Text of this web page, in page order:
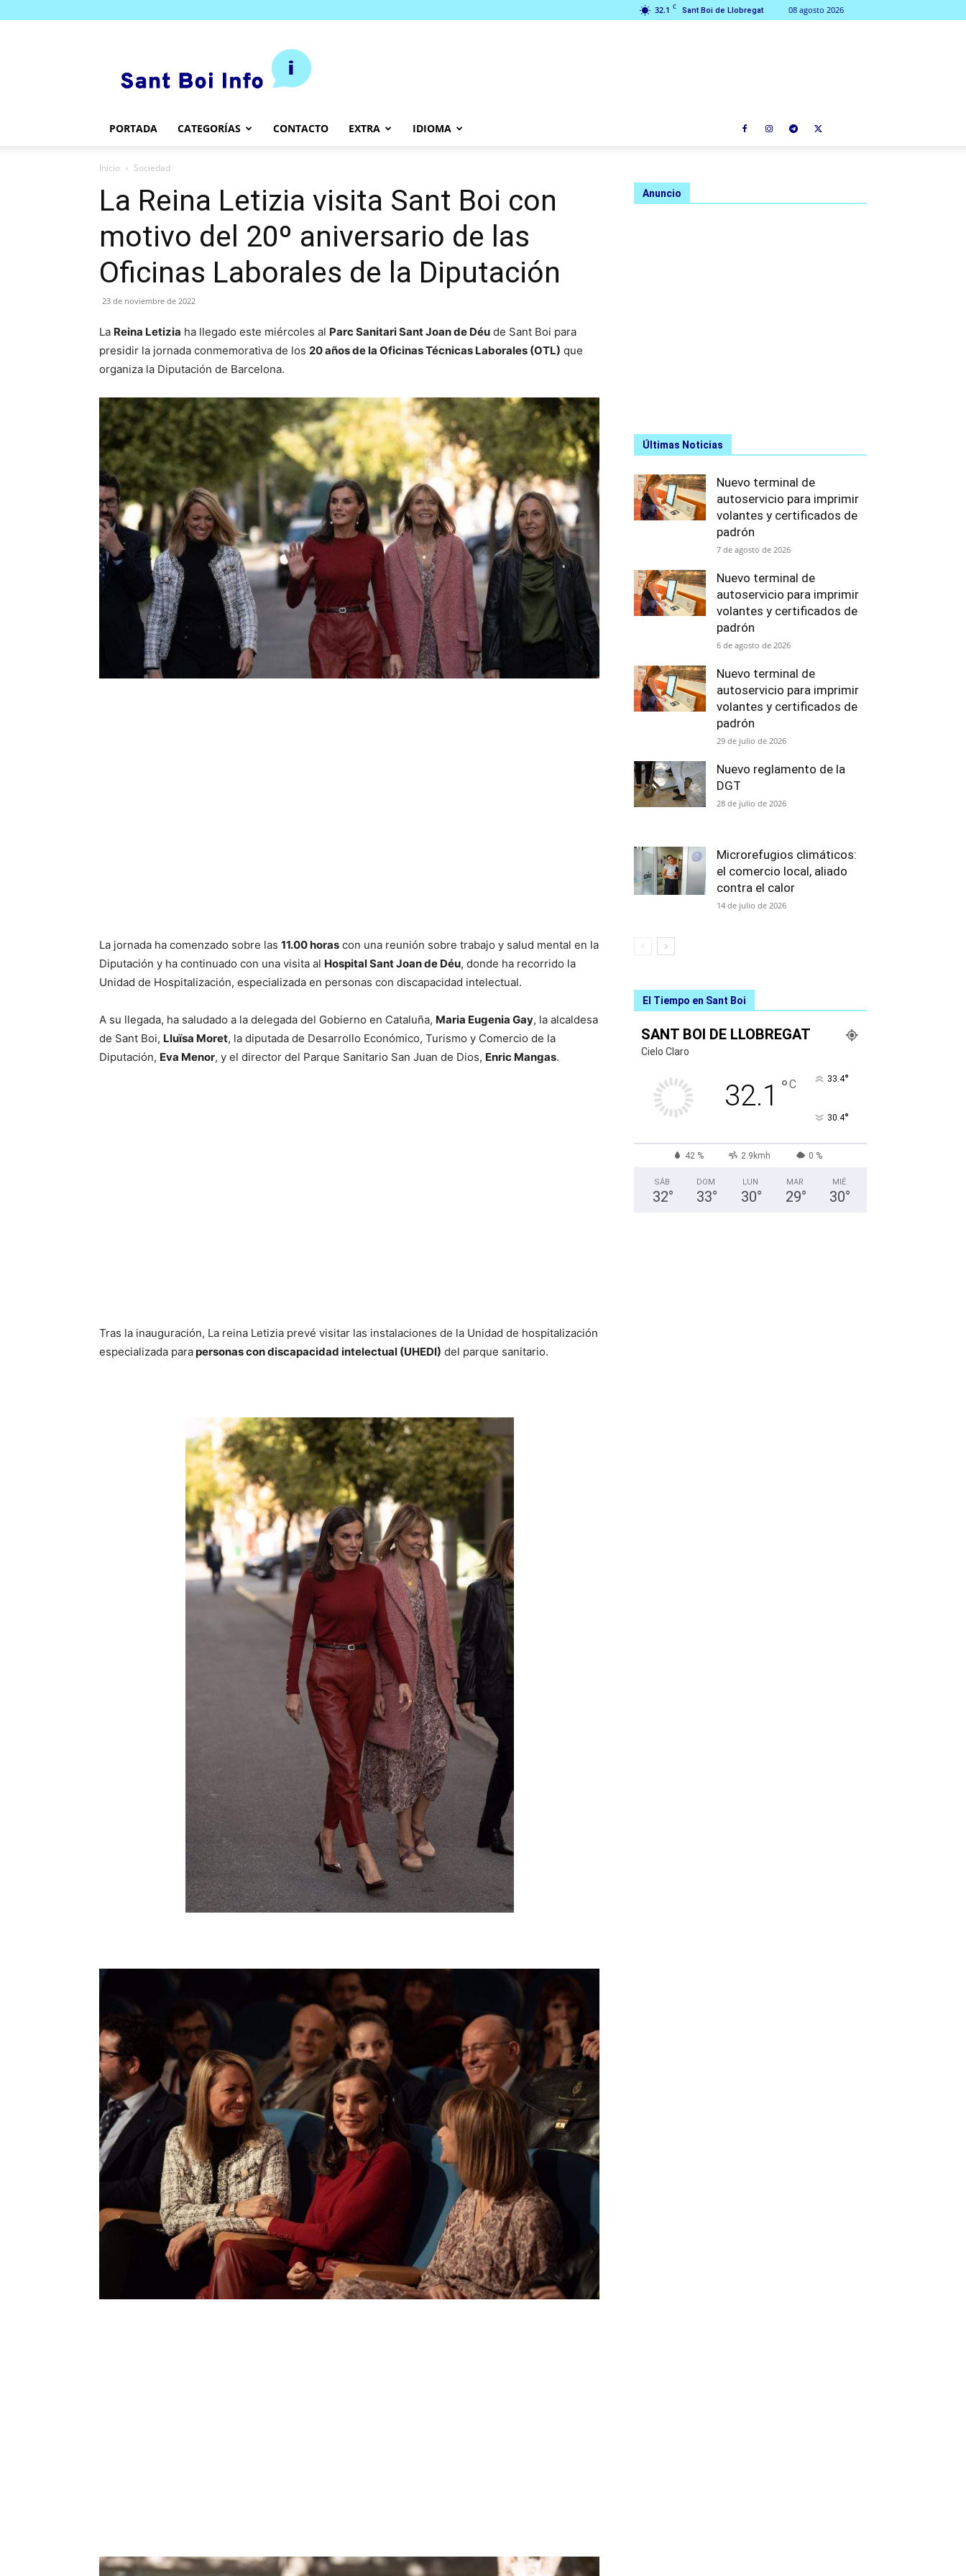
32.1 C Sant Boi de Llobregat 08 agosto 2026
PORTADA CATEGORÍAS CONTACTO EXTRA IDIOMA
Inicio Sociedad
La Reina Letizia visita Sant Boi con
motivo del 20º aniversario de las
Oficinas Laborales de la Diputación
23 de noviembre de 2022
La Reina Letizia ha llegado este miércoles al Parc Sanitari Sant Joan de Déu de Sant Boi para
presidir la jornada conmemorativa de los 20 años de la Oficinas Técnicas Laborales (OTL) que
organiza la Diputación de Barcelona.
La jornada ha comenzado sobre las 11.00 horas con una reunión sobre trabajo y salud mental en la
Diputación y ha continuado con una visita al Hospital Sant Joan de Déu, donde ha recorrido la
Unidad de Hospitalización, especializada en personas con discapacidad intelectual.
A su llegada, ha saludado a la delegada del Gobierno en Cataluña, Maria Eugenia Gay, la alcaldesa
de Sant Boi, Lluïsa Moret, la diputada de Desarrollo Económico, Turismo y Comercio de la
Diputación, Eva Menor, y el director del Parque Sanitario San Juan de Dios, Enric Mangas.
Tras la inauguración, La reina Letizia prevé visitar las instalaciones de la Unidad de hospitalización
especializada parapersonas con discapacidad intelectual (UHEDI) del parque sanitario.
Anuncio
Últimas Noticias
Nuevo terminal de
autoservicio para imprimir
volantes y certificados de
padrón
7 de agosto de 2026
Nuevo terminal de
autoservicio para imprimir
volantes y certificados de
padrón
6 de agosto de 2026
Nuevo terminal de
autoservicio para imprimir
volantes y certificados de
padrón
29 de julio de 2026
Nuevo reglamento de la
DGT
28 de julio de 2026
Microrefugios climáticos:
el comercio local, aliado
contra el calor
14 de julio de 2026
El Tiempo en Sant Boi
SANT BOI DE LLOBREGAT
Cielo Claro
32.1 °C 33.4°
30.4°
42 % 2.9kmh 0 %
SÁB
32°
DOM
33°
LUN
30°
MAR
29°
MIÉ
30°